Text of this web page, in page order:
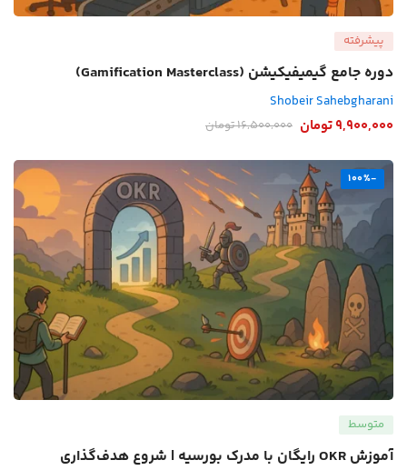
پیشرفته
دوره جامع گیمیفیکیشن (Gamification Masterclass)
Shobeir Sahebgharani
9,900,000تومان 16,500,000تومان
-100%
متوسط
آموزش OKR رایگان با مدرک بورسیه | شروع هدف‌گذاری